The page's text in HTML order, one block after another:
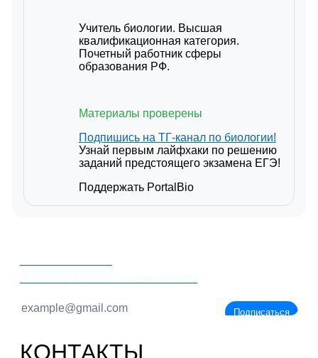
Учитель биологии. Высшая
квалификационная категория.
Почетный работник сферы
образования РФ.
Материалы проверены
Подпишись на ТГ-канал по биологии!
Узнай первым лайфхаки по решению
заданий предстоящего экзамена ЕГЭ!
Поддержать PortalBio
Подписаться
КОНТАКТЫ